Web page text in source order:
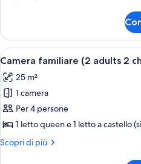
familiare
Apri
tutte
le
foto
per
Camera
familiare
3
Camera familiare (2 adults 2
25 m²
1 camera
Per 4 persone
1 letto queen e 1 letto a castello
Scopri di più
Altri